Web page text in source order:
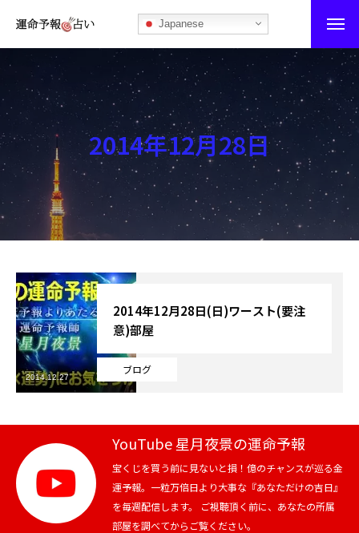
Japanese
運命予報占い
運命予報占いとは
あなたの所属部屋を探そう！
最恐の相性占い
秘伝公開！吉凶カレンダー
記事カテゴリー
ブログ
お知らせ
芸能界
テニス
スポーツ
競馬
2014年12月28日
ブログ
2014年12月28日(日)ワースト(要注
意)部屋
2014.12.27
YouTube 星月夜景の運命予報
宝くじを買う前に見ないと損！億のチャンスが巡る金
運予報。一粒万倍日より大事な『あなただけの吉日』
を毎週配信します。 ご視聴頂く前に、あなたの所属
部屋を調べてからご覧ください。